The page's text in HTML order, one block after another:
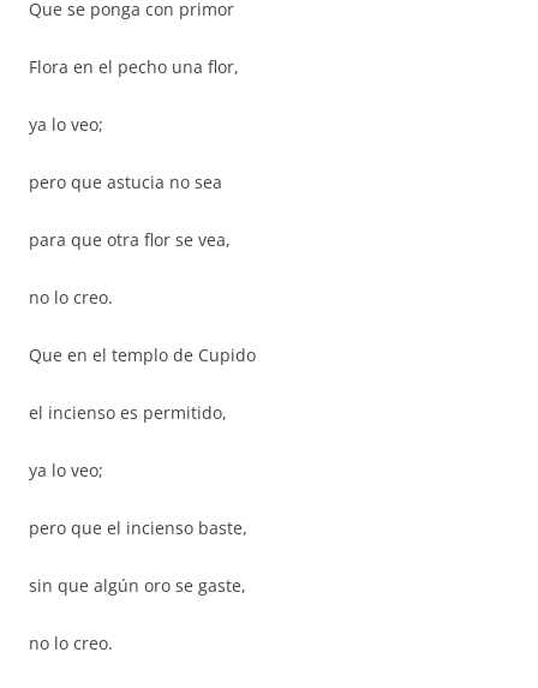
Que se ponga con primor
Flora en el pecho una flor,
ya lo veo;
pero que astucia no sea
para que otra flor se vea,
no lo creo.
Que en el templo de Cupido
el incienso es permitido,
ya lo veo;
pero que el incienso baste,
sin que algún oro se gaste,
no lo creo.